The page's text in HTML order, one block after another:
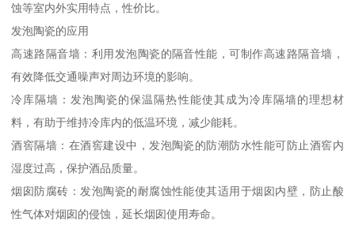
蚀等室内外实用特点，性价比。
发泡陶瓷的应用
高速路隔音墙：利用发泡陶瓷的隔音性能，可制作高速路隔音墙，
有效降低交通噪声对周边环境的影响。
冷库隔墙：发泡陶瓷的保温隔热性能使其成为冷库隔墙的理想材
料，有助于维持冷库内的低温环境，减少能耗。
酒窖隔墙：在酒窖建设中，发泡陶瓷的防潮防水性能可防止酒窖内
湿度过高，保护酒品质量。
烟囱防腐砖：发泡陶瓷的耐腐蚀性能使其适用于烟囱内壁，防止酸
性气体对烟囱的侵蚀，延长烟囱使用寿命。